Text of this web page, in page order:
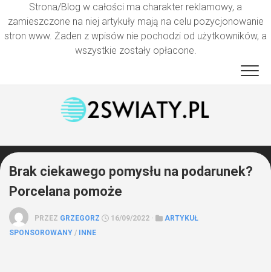
Strona/Blog w całości ma charakter reklamowy, a
zamieszczone na niej artykuły mają na celu pozycjonowanie
stron www. Żaden z wpisów nie pochodzi od użytkowników, a
wszystkie zostały opłacone.
Brak ciekawego pomysłu na podarunek?
Porcelana pomoże
PRZEZ GRZEGORZ 16/09/2022 ·
ARTYKUŁ
SPONSOROWANY / INNE